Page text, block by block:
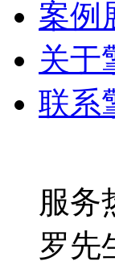
案例
关于
联系
服务
罗先